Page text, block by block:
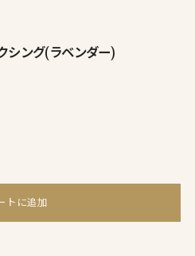
シング(ラベンダー)
トに追加